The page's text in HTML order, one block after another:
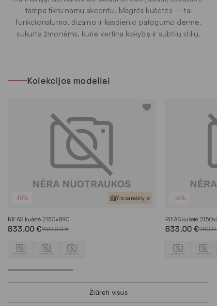
tampa tikru namų akcentu. Magrės kušetės – tai
funkcionalumo, dizaino ir kasdienio patogumo dermė,
sukurta žmonėms, kurie vertina kokybę ir subtilų stilių.
Kolekcijos modeliai
-15% Yra sandėlyje
RIFAS kušetė 2150x890
833.00 €980.00 €
-15%
RIFAS kušetė
833.00 €
Žiūrėti visus